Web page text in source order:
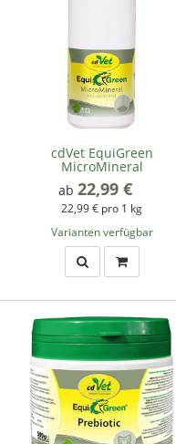
cdVet EquiGreen
MicroMineral
ab 22,99 €
22,99 € pro 1 kg
Varianten verfügbar